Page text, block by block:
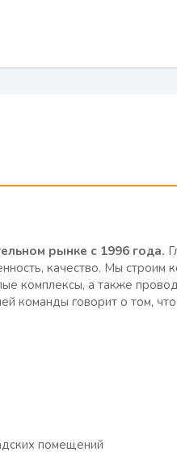
рынке с 1996 года.
качество. Мы строим
комплексы, а также
команды говорит о том,
помещений